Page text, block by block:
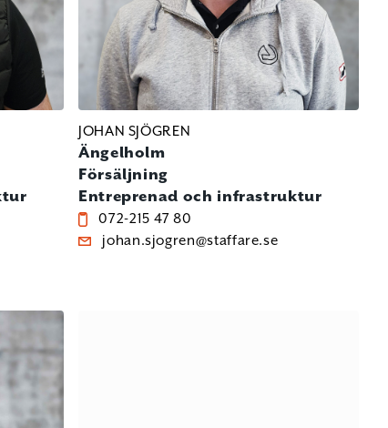
JOHAN SJÖGREN
Ängelholm
Försäljning
Entreprenad och infrastruktur
072-215 47 80
johan.sjogren@staffare.se